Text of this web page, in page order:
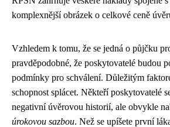
komplexnější obrázek o celkové ceně
Vzhledem k tomu, že se jedná o půjčku
pravděpodobné, že poskytovatelé budou
podmínky pro schválení. Důležitým
schopnost splácet. Někteří poskytovatelé
negativní úvěrovou historií, ale obvykle
úrokovou sazbou. Než se upíšete první